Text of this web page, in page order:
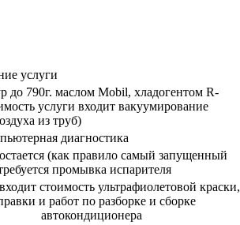
услуги
до 790г. маслом Mobil, хладогентом R-
услуги входит вакуумирование
из труб)
диагностика
(как правило самый запущенный
промывка испарителя
стоимость ультрафиолетовой краски,
и работ по разборке и сборке
автокондиционера